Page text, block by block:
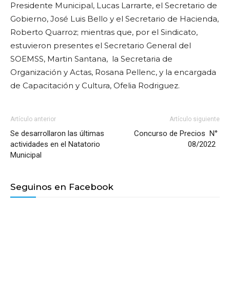
Presidente Municipal, Lucas Larrarte, el Secretario de
Gobierno, José Luis Bello y el Secretario de Hacienda,
Roberto Quarroz; mientras que, por el Sindicato,
estuvieron presentes el Secretario General del
SOEMSS, Martin Santana, la Secretaria de
Organización y Actas, Rosana Pellenc, y la encargada
de Capacitación y Cultura, Ofelia Rodriguez.
Artículo anterior
Se desarrollaron las últimas
actividades en el Natatorio
Municipal
Artículo siguiente
Concurso de Precios N°
08/2022
Seguinos en Facebook